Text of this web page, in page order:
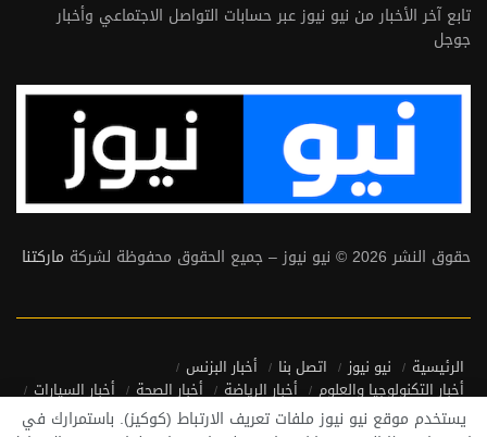
تابع آخر الأخبار من نيو نيوز عبر حسابات التواصل الاجتماعي وأخبار
جوجل
حقوق النشر 2026 © نيو نيوز – جميع الحقوق محفوظة لشركة ماركتنا
الرئيسية نيو نيوز اتصل بنا
أخبار البزنس
أخبار التكنولوجيا والعلوم
أخبار الرياضة أخبار الصحة
أخبار السيارات
أخبار منوعة
أخبار من حول العالم
يستخدم موقع نيو نيوز ملفات تعريف الارتباط (كوكيز). باستمرارك في